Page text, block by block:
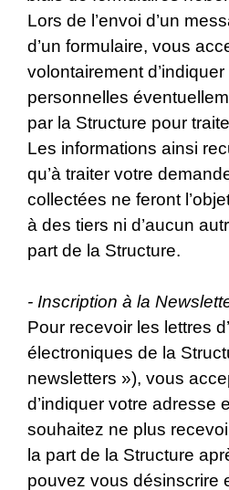
Lors de l’envoi d’un
d’un formulaire, vous
volontairement
personnelles
par la Structure pour
Les informations ainsi
qu’à traiter votre
collectées ne feront
à des tiers ni d’aucun
part de la Structure.
- Inscription à la
Pour recevoir les lettres
électroniques de la
newsletters »), vous
d’indiquer votre adresse
souhaitez ne plus
la part de la Structure
pouvez vous désinscrire